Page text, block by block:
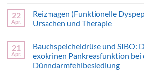
zu
SIBO
erkennen
–
Interview
mit
Prof.
22
Apr.
Reizmagen (Funktionelle
Ursachen und Therapie
zu
Reizmagen
(Funktionelle
Dyspepsie)
21
Apr.
Bauchspeicheldrüse und SIBO:
exokrinen Pankreasfunktion bei
Dünndarmfehlbesiedlung